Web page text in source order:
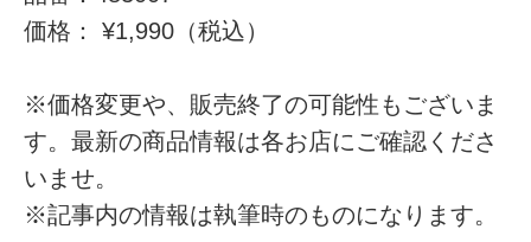
価格： ¥1,990（税込）
※価格変更や、販売終了の可能性もございま
す。最新の商品情報は各お店にご確認くださ
いませ。
※記事内の情報は執筆時のものになります。